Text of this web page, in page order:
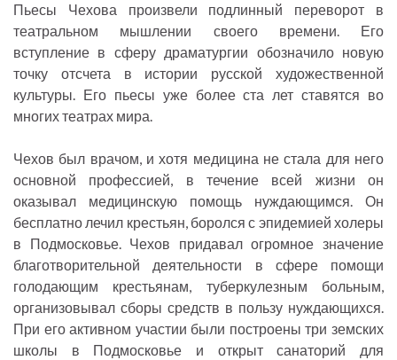
Пьесы Чехова произвели подлинный переворот в
театральном мышлении своего времени. Его
вступление в сферу драматургии обозначило новую
точку отсчета в истории русской художественной
культуры. Его пьесы уже более ста лет ставятся во
многих театрах мира.
Чехов был врачом, и хотя медицина не стала для него
основной профессией, в течение всей жизни он
оказывал медицинскую помощь нуждающимся. Он
бесплатно лечил крестьян, боролся с эпидемией холеры
в Подмосковье. Чехов придавал огромное значение
благотворительной деятельности в сфере помощи
голодающим крестьянам, туберкулезным больным,
организовывал сборы средств в пользу нуждающихся.
При его активном участии были построены три земских
школы в Подмосковье и открыт санаторий для